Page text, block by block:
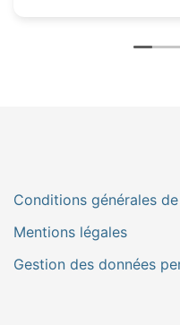
Conditions générales
Mentions légales
Gestion des données